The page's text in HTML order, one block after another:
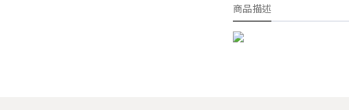
商品描述